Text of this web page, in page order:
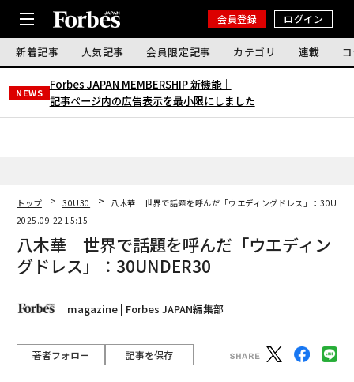
会員登録 ログイン
新着記事 人気記事 会員限定記事 カテゴリ 連載
NEWS
Forbes JAPAN MEMBERSHIP 新機能｜
記事ページ内の広告表示を最小限にしました
トップ 30U30
八木華 世界で話題を呼んだ「ウエディングドレス」：
2025.09.22 15:15
八木華 世界で話題を呼んだ「ウエディン
グドレス」：30UNDER30
magazine | Forbes JAPAN編集部
著者フォロー 記事を保存